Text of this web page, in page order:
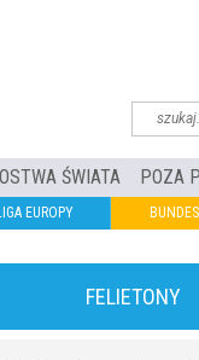
ŚWIATA POZA
EUROPY
FELIETONY